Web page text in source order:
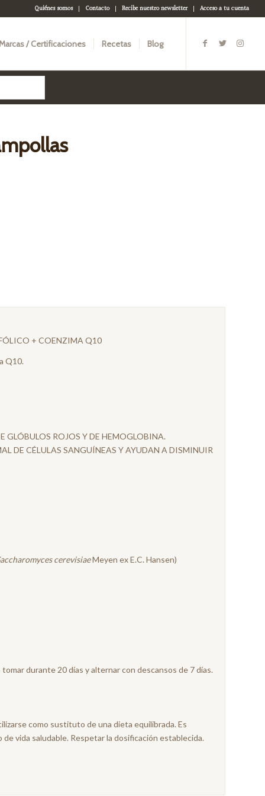
Quiénes somos Contacto Recibe nuestro newsletter Acceso a tu cuenta
/ Certificaciones Recetas Blog
+ COENZIMA Q10
Q10.
GLÓBULOS ROJOS Y DE HEMOGLOBINA.
DE CÉLULAS SANGUÍNEAS Y AYUDAN A DISMINUIR
cerevisiaeMeyen ex E.C. Hansen)
durante 20 días y alternar con descansos de 7 días.
como sustituto de una dieta equilibrada. Es
vida saludable. Respetar la dosificación establecida.